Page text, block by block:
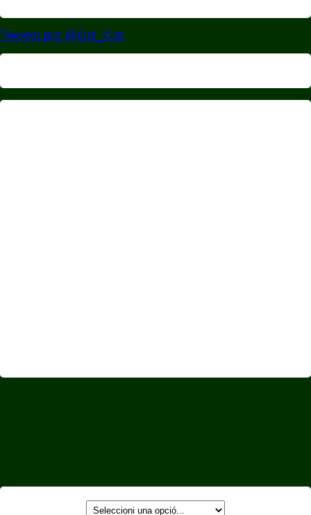
Tweets por @Gol_Cat